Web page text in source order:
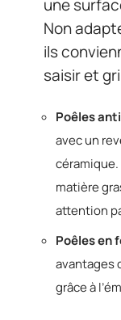
une
Non
ils
saisir et
Poêles
avec un
matière
attention
Poêles en
avantages
grâce à